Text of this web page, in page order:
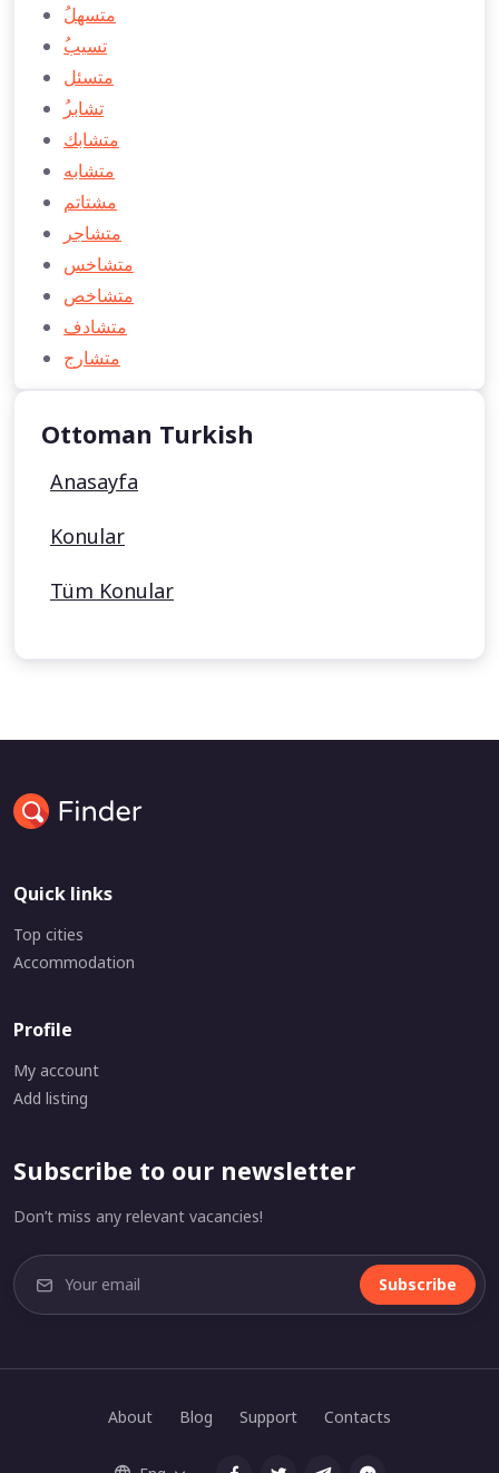
ُمتسهل
ُتسيب
متسئل
ُتشابر
متشابك
متشابه
مشتاتم
متشاجر
متشاخس
متشاخص
متشادف
متشارج
Ottoman Turkish
Anasayfa
Konular
Tüm Konular
Quick links
Top cities
Accommodation
Profile
My account
Add listing
Subscribe to our newsletter
Don’t miss any relevant vacancies!
Subscribe
About Blog Support Contacts